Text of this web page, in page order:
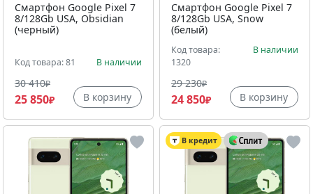
Смартфон Google Pixel 7
8/128Gb USA, Obsidian
(черный)
Код товара: 81 В наличии
30 410₽
25 850₽ В корзину
Смартфон Google Pixel 7
8/128Gb USA, Snow
(белый)
Код товара:
1320
В наличии
29 230₽
24 850₽ В корзину
В кредит